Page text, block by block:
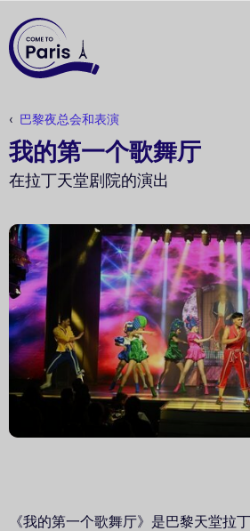
巴黎夜总会和表演
我的第一个歌舞厅
在拉丁天堂剧院的演出
《我的第一个歌舞厅》是巴黎天堂拉